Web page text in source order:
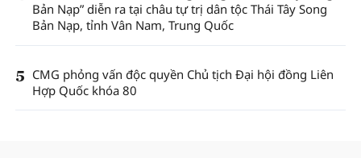
Bản Nạp” diễn ra tại châu tự trị dân tộc Thái Tây Song
Bản Nạp, tỉnh Vân Nam, Trung Quốc
5 CMG phỏng vấn độc quyền Chủ tịch Đại hội đồng Liên
Hợp Quốc khóa 80